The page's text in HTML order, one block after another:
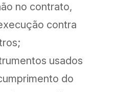
no contrato,
contra
usados
do